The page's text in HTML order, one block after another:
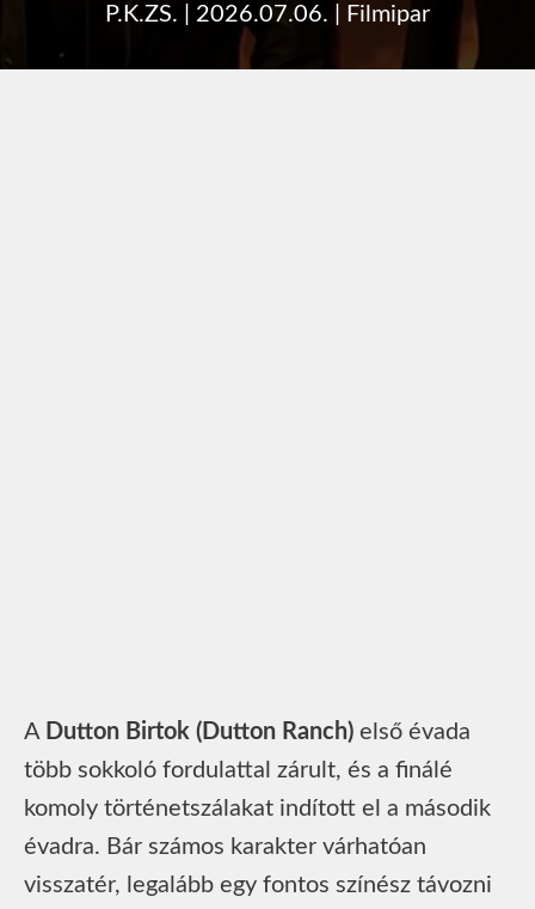
P.K.ZS. 2026.07.06. Filmipar
A Dutton Birtok (Dutton Ranch) első évada
több sokkoló fordulattal zárult, és a finálé
komoly történetszálakat indított el a második
évadra. Bár számos karakter várhatóan
visszatér, legalább egy fontos színész távozni